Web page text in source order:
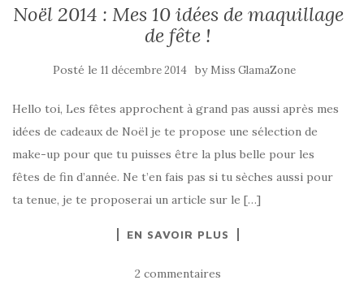
Noël 2014 : Mes 10 idées de maquillage
de fête !
Posté le 11 décembre 2014 by Miss GlamaZone
Hello toi, Les fêtes approchent à grand pas aussi après mes
idées de cadeaux de Noël je te propose une sélection de
make-up pour que tu puisses être la plus belle pour les
fêtes de fin d’année. Ne t’en fais pas si tu sèches aussi pour
ta tenue, je te proposerai un article sur le […]
EN SAVOIR PLUS
2 commentaires